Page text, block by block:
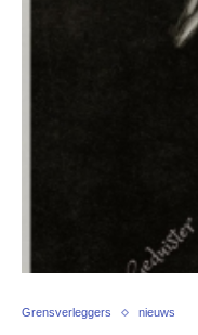
Grensverleggers nieuws